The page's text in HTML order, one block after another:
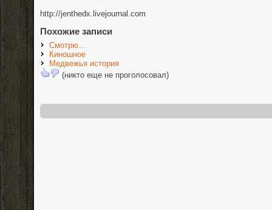
http://jenthedx.livejournal.com
Похожие записи
Смотрю…
Киношное
Медвежья история
(никто еще не проголосовал)